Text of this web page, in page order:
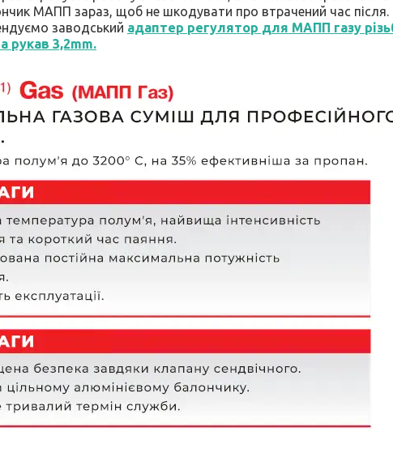
МАПП зараз, щоб не шкодувати про втрачений час після.
заводський адаптер регулятор для МАПП газу
рукав 3,2mm.